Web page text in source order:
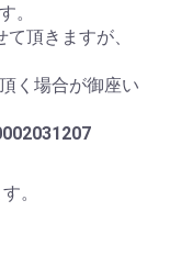
。
頂きますが、
く場合が御座い
。